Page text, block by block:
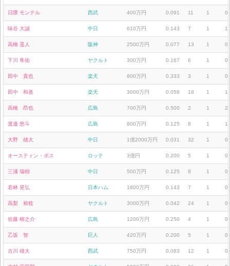
日隈 モンテル 西武 400万円 0.091 11 1 0
味谷 大誠 中日 610万円 0.143 7 1 1
高橋 遥人 阪神 2500万円 0.077 13 1 0
下川 隼佑 ヤクルト 300万円 0.167 6 1 0
田中 貴也 楽天 800万円 0.333 3 1 0
田中 和基 楽天 3000万円 0.056 18 1 1
高橋 昂也 広島 700万円 0.500 2 1 2
渡邉 悠斗 広島 800万円 0.125 8 1 1
大野 雄大 中日 1億2000万円 0.031 32 1 0
オースティン・ボス ロッテ 3億円 0.200 5 1 0
三浦 瑞樹 中日 500万円 0.125 8 1 0
若林 晃弘 日本ハム 1800万円 0.143 7 1 0
高梨 裕稔 ヤクルト 3000万円 0.042 24 1 0
佐藤 柳之介 広島 1200万円 0.250 4 1 0
乙坂 智 巨人 420万円 0.200 5 1 0
古川 雄大 西武 750万円 0.083 12 1 0